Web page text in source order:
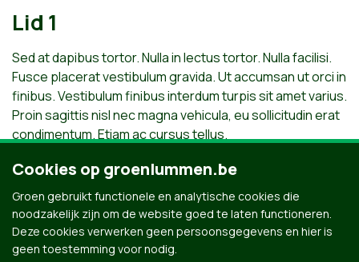
Lid 1
Sed at dapibus tortor. Nulla in lectus tortor. Nulla facilisi.
Fusce placerat vestibulum gravida. Ut accumsan ut orci in
finibus. Vestibulum finibus interdum turpis sit amet varius.
Proin sagittis nisl nec magna vehicula, eu sollicitudin erat
condimentum. Etiam ac cursus tellus.
Lid 2
Sed at dapibus tortor. Nulla in lectus tortor. Nulla facilisi.
Fusce placerat vestibulum gravida. Ut accumsan ut orci in
finibus. Etiam ac cursus tellus.
Cookies op groenlummen.be
Groen gebruikt functionele en analytische cookies die
noodzakelijk zijn om de website goed te laten functioneren.
Deze cookies verwerken geen persoonsgegevens en hier is
geen toestemming voor nodig.